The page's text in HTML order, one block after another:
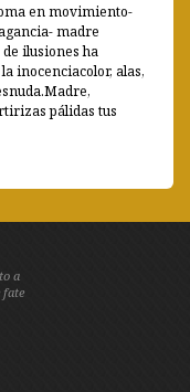
en movimiento-
madre
ilusiones ha
inocenciacolor, alas,
pálidas tus
a
fate